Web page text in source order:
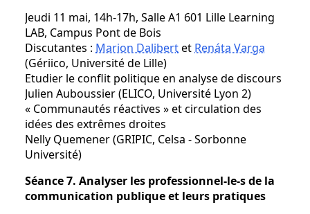
Jeudi 11 mai, 14h-17h, Salle A1 601 Lille Learning
LAB, Campus Pont de Bois
Discutantes : Marion Dalibertet Renáta Varga
(Gériico, Université de Lille)
Etudier le conflit politique en analyse de discours
Julien Auboussier (ELICO, Université Lyon 2)
« Communautés réactives » et circulation des
idées des extrêmes droites
Nelly Quemener (GRIPIC, Celsa - Sorbonne
Université)
Séance 7. Analyser les professionnel-le-s de la
communication publique et leurs pratiques